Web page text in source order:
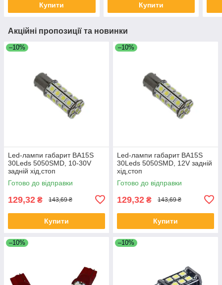
Купити Купити
Акційні пропозиції та новинки
–10%
Led-лампи габарит BA15S
30Leds 5050SMD, 10-30V
задній хід,стоп
Готово до відправки
129,32 ₴ 143,69 ₴
Купити
–10%
Led-лампи габарит BA15S
30Leds 5050SMD, 12V задній
хід,стоп
Готово до відправки
129,32 ₴ 143,69 ₴
Купити
–10% –10%